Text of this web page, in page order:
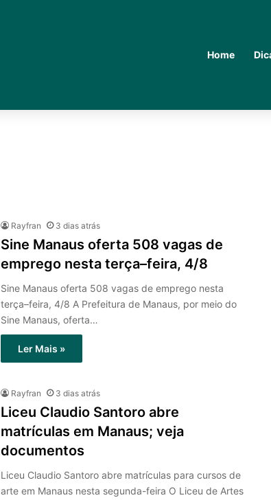
Home
Rayfran 3 dias atrás
Sine Manaus oferta 508 vagas de
emprego nesta terça–feira, 4/8
Sine Manaus oferta 508 vagas de emprego nesta
terça–feira, 4/8 A Prefeitura de Manaus, por meio do
Sine Manaus, oferta…
Ler Mais »
Rayfran 3 dias atrás
Liceu Claudio Santoro abre
matrículas em Manaus; veja
documentos
Liceu Claudio Santoro abre matrículas para cursos de
arte em Manaus nesta segunda-feira O Liceu de Artes